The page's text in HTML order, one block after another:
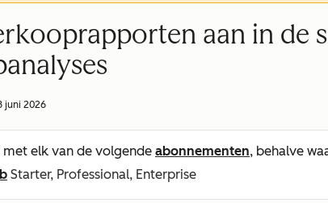
aan in de
juni 2026
met elk van de volgende abonnementen, behalve
Starter, Professional, Enterprise